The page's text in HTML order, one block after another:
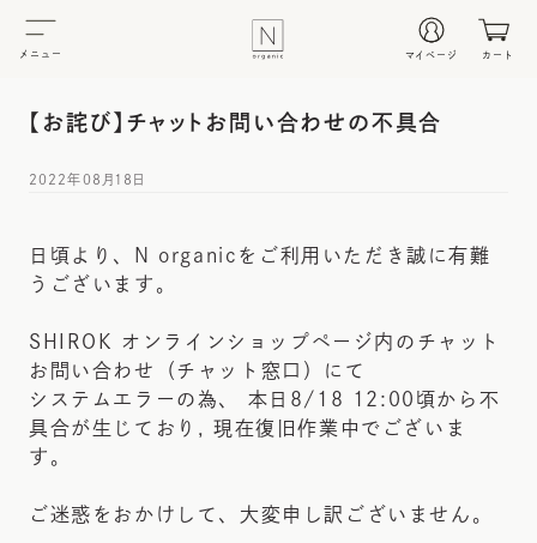
メニュー マイページ カート
【お詫び】チャットお問い合わせの不具合
2022年08月18日
日頃より、N organicをご利用いただき誠に有難
うございます。
SHIROK オンラインショップページ内のチャット
お問い合わせ（チャット窓口）にて
システムエラーの為、 本日8/18 12:00頃から不
具合が生じており, 現在復旧作業中でございま
す。
ご迷惑をおかけして、大変申し訳ございません。